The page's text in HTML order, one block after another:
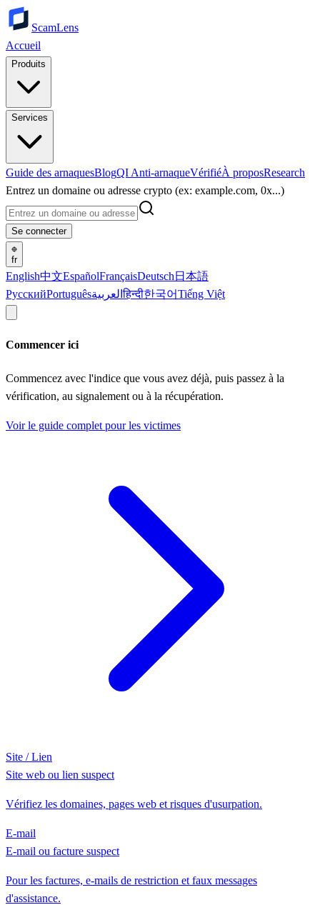
ScamLens
Accueil
Produits
Services
Guide des arnaquesBlogQI Anti-arnaqueVérifiéÀ proposResearch
Entrez un domaine ou adresse crypto (ex: example.com, 0x...)
Se connecter
fr
English中文EspañolFrançaisDeutsch 日本語
РусскийPortuguêsالعربيةहिन्दी한국어Tiếng Việt
Commencer ici
Commencez avec l'indice que vous avez déjà, puis passez à la
vérification, au signalement ou à la récupération.
Voir le guide complet pour les victimes
Site / Lien
Site web ou lien suspect
Vérifiez les domaines, pages web et risques d'usurpation.
E-mail
E-mail ou facture suspect
Pour les factures, e-mails de restriction et faux messages
d'assistance.